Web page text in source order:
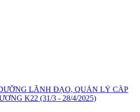
LÃNH ĐẠO, QUẢN LÝ CẤP
K22 (31/3 - 28/4/2025)